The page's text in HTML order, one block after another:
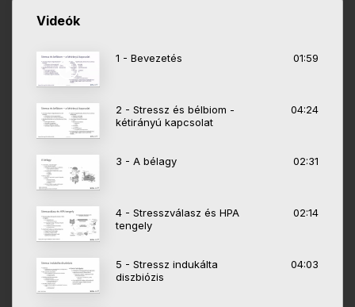
Videók
1 - Bevezetés 01:59
2 - Stressz és bélbiom -
kétirányú kapcsolat
04:24
3 - A bélagy 02:31
4 - Stresszválasz és HPA
tengely
02:14
5 - Stressz indukálta
diszbiózis
04:03